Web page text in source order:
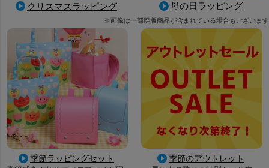
クリスマスラッピング 母の日ラッピング
※画像は一部廃版商品が含まれている場合もございます
季節ラッピングセット 季節のアウトレット